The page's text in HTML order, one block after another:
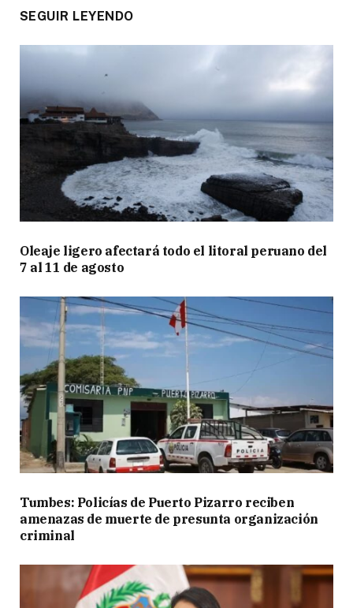
SEGUIR LEYENDO
Oleaje ligero afectará todo el litoral peruano del
7 al 11 de agosto
Tumbes: Policías de Puerto Pizarro reciben
amenazas de muerte de presunta organización
criminal